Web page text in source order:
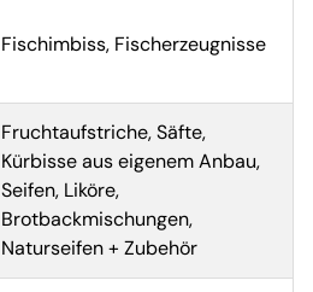
Fischimbiss, Fischerzeugnisse
Fruchtaufstriche, Säfte,
Kürbisse aus eigenem Anbau,
Seifen, Liköre,
Brotbackmischungen,
Naturseifen + Zubehör